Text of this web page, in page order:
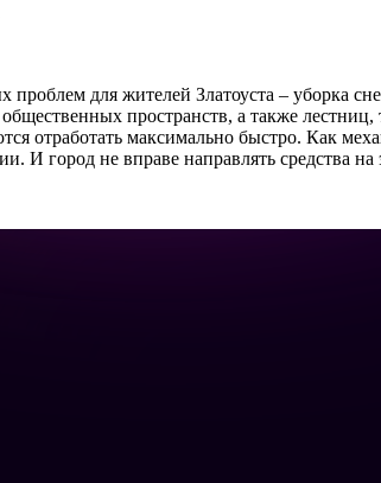
проблем для жителей Златоуста – уборка
пространств, а также
отработать максимально быстро. Как
И город не вправе направлять средства